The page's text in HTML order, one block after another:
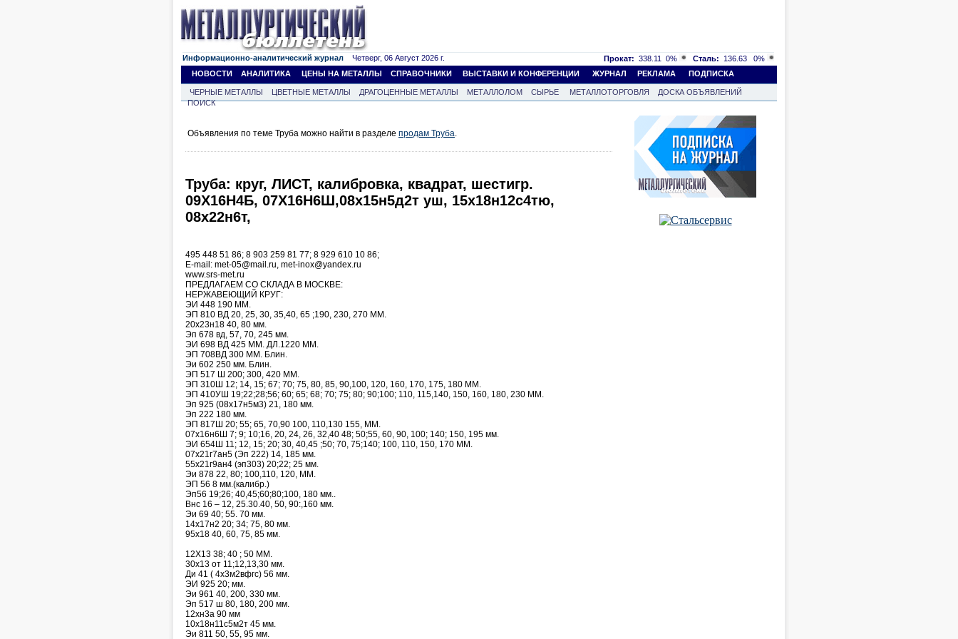
Информационно-аналитический журнал Четверг, 06 Август 2026 г. Прокат: 338.11 0% Сталь: 136.63
0%
НОВОСТИ
АНАЛИТИКА ЦЕНЫ НА МЕТАЛЛЫ СПРАВОЧНИКИ ВЫСТАВКИ И КОНФЕРЕНЦИИ ЖУРНАЛ РЕКЛАМА ПОДПИСКА
ЧЕРНЫЕ МЕТАЛЛЫ ЦВЕТНЫЕ МЕТАЛЛЫ ДРАГОЦЕННЫЕ МЕТАЛЛЫ МЕТАЛЛОЛОМ СЫРЬЕ МЕТАЛЛОТОРГОВЛЯ
ДОСКА ОБЪЯВЛЕНИЙ
ПОИСК
Объявления по теме Труба можно найти в разделе продам Труба.
Труба: круг, ЛИСТ, калибровка, квадрат, шестигр.
09Х16Н4Б, 07Х16Н6Ш,08х15н5д2т уш, 15х18н12с4тю,
08х22н6т,
495 448 51 86; 8 903 259 81 77; 8 929 610 10 86;
Е-mail: met-05@mail.ru, met-inox@yandex.ru
www.srs-met.ru
ПРЕДЛАГАЕМ СО СКЛАДА В МОСКВЕ:
НЕРЖАВЕЮЩИЙ КРУГ:
ЭИ 448 190 ММ.
ЭП 810 ВД 20, 25, 30, 35,40, 65 ;190, 230, 270 ММ.
20х23н18 40, 80 мм.
Эп 678 вд, 57, 70, 245 мм.
ЭИ 698 ВД 425 ММ. ДЛ.1220 ММ.
ЭП 708ВД 300 ММ. Блин.
Эи 602 250 мм. Блин.
ЭП 517 Ш 200; 300, 420 ММ.
ЭП 310Ш 12; 14, 15; 67; 70; 75, 80, 85, 90,100, 120, 160, 170, 175, 180 ММ.
ЭП 410УШ 19;22;28;56; 60; 65; 68; 70; 75; 80; 90;100; 110, 115,140, 150, 160, 180, 230 ММ.
Эп 925 (08х17н5м3) 21, 180 мм.
Эп 222 180 мм.
ЭП 817Ш 20; 55; 65, 70,90 100, 110,130 155, ММ.
07х16н6Ш 7; 9; 10;16, 20, 24, 26, 32,40 48; 50;55, 60, 90, 100; 140; 150, 195 мм.
ЭИ 654Ш 11; 12, 15; 20; 30, 40,45 ;50; 70, 75;140; 100, 110, 150, 170 ММ.
07х21г7ан5 (Эп 222) 14, 185 мм.
55х21г9ан4 (эп303) 20;22; 25 мм.
Эи 878 22, 80; 100,110, 120, ММ.
ЭП 56 8 мм.(калибр.)
Эп56 19;26; 40,45;60;80;100, 180 мм..
Внс 16 – 12, 25.30.40, 50, 90:,160 мм.
Эи 69 40; 55. 70 мм.
14х17н2 20; 34; 75, 80 мм.
95х18 40, 60, 75, 85 мм.
12Х13 38; 40 ; 50 ММ.
30х13 от 11;12,13,30 мм.
Ди 41 ( 4х3м2вфгс) 56 мм.
ЭИ 925 20; мм.
Эи 961 40, 200, 330 мм.
Эп 517 ш 80, 180, 200 мм.
12хн3а 90 мм
10х18н11с5м2т 45 мм.
Эи 811 50, 55, 95 мм.